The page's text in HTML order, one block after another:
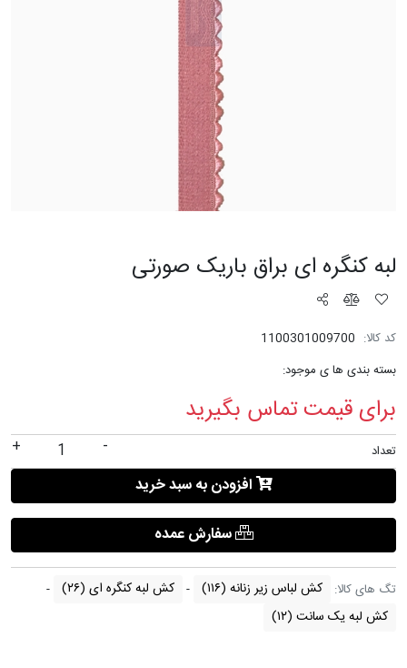
لبه کنگره ای براق باریک صورتی
کد کالا: 1100301009700
بسته بندی ها ی موجود:
برای قیمت تماس بگیرید
تعداد -
+
افزودن به سبد خرید
سفارش عمده
تگ های کالا: کش لباس زیر زنانه (۱۱۶) کش لبه کنگره ای (۲۶)
کش لبه یک سانت (۱۲)